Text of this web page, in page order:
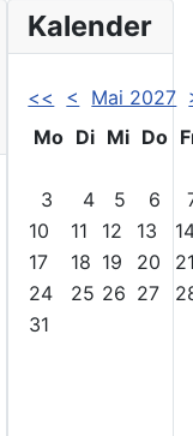
Kalender
<< < Mai 2027
Mo Di Mi Do
3 4 5 6
10
11 12 13
17
18 19 20
24
25 26 27
31